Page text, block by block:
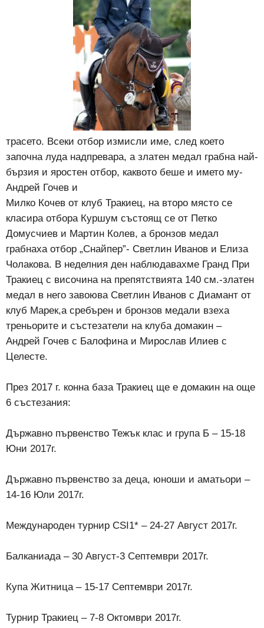
трасето. Всеки отбор измисли име, след което
започна луда надпревара, а златен медал грабна най-
бързия и яростен отбор, каквото беше и името му-
Андрей Гочев и
Милко Кочев от клуб Тракиец, на второ място се
класира отбора Куршум състоящ се от Петко
Домусчиев и Мартин Колев, а бронзов медал
грабнаха отбор „Снайпер”- Светлин Иванов и Елиза
Чолакова. В неделния ден наблюдавахме Гранд При
Тракиец с височина на препятствията 140 см.-златен
медал в него завоюва Светлин Иванов с Диамант от
клуб Марек,а сребърен и бронзов медали взеха
треньорите и състезатели на клуба домакин –
Андрей Гочев с Балофина и Мирослав Илиев с
Целесте.
През 2017 г. конна база Тракиец ще е домакин на още
6 състезания:
Държавно първенство Тежък клас и група Б – 15-18
Юни 2017г.
Държавно първенство за деца, юноши и аматьори –
14-16 Юли 2017г.
Международен турнир CSI1* – 24-27 Август 2017г.
Балканиада – 30 Август-3 Септември 2017г.
Купа Житница – 15-17 Септември 2017г.
Турнир Тракиец – 7-8 Октомври 2017г.